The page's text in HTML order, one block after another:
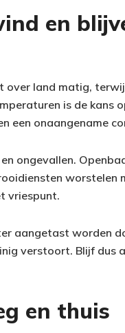
en
over land matig,
is de kans
een onaangename
ongevallen.
worstelen
vriespunt.
aangetast worden
verstoort. Blijf dus
en thuis